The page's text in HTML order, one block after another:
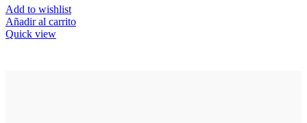
Add to wishlist
Añadir al carrito
Quick view